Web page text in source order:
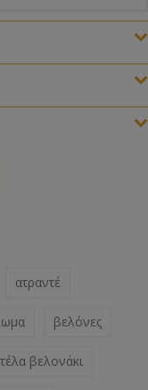
ατραντέ
βελόνες
βελονάκι